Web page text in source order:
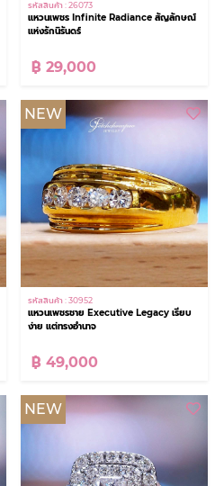
รหัสสินค้า : 26073
แหวนเพชร Infinite Radiance สัญลักษณ์
แห่งรักนิรันดร์
฿ 29,000
NEW
รหัสสินค้า : 30952
แหวนเพชรชาย Executive Legacy เรียบ
ง่าย แต่ทรงอำนาจ
฿ 49,000
NEW